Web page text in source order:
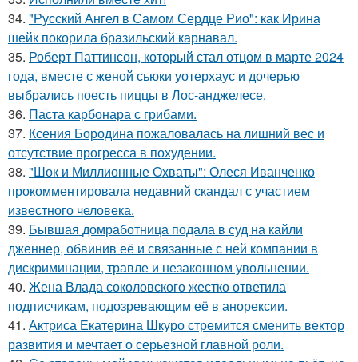
34. "Русский Ангел в Самом Сердце Рио": как Ирина
шейк покорила бразильский карнавал.
35. Роберт Паттинсон, который стал отцом в марте 2024
года, вместе с женой сьюки уотерхаус и дочерью
выбрались поесть пиццы в Лос-анджелесе.
36. Паста карбонара с грибами.
37. Ксения Бородина пожаловалась на лишний вес и
отсутствие прогресса в похудении.
38. "Шок и Миллионные Охваты": Олеся Иванченко
прокомментировала недавний скандал с участием
известного человека.
39. Бывшая домработница подала в суд на кайли
дженнер, обвинив её и связанные с ней компании в
дискриминации, травле и незаконном увольнении.
40. Жена Влада соколовского жестко ответила
подписчикам, подозревающим её в анорексии.
41. Актриса Екатерина Шкуро стремится сменить вектор
развития и мечтает о серьезной главной роли.